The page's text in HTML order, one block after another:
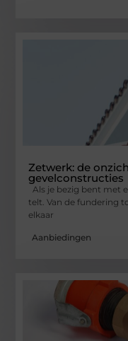
Zetwerk: de
gevelconstructies
Als je bezig bent met
telt. Van de fundering
elkaar
Aanbiedingen